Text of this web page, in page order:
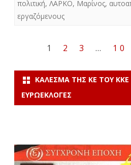
πολιτική, ΛΑΡΚΟ, Μαρίνος,
εργαζόμενους
Σελιδοποίηση
1 2 3 … 10
ΚΆΛΕΣΜΑ ΤΗΣ ΚΕ ΤΟΥ ΚΚΕ
ΕΥΡΩΕΚΛΟΓΈΣ